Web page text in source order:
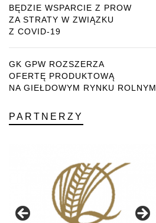
BĘDZIE WSPARCIE Z PROW
ZA STRATY W ZWIĄZKU
Z COVID-19
GK GPW ROZSZERZA
OFERTĘ PRODUKTOWĄ
NA GIEŁDOWYM RYNKU ROLNYM
PARTNERZY